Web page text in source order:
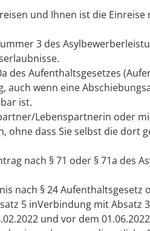
und Ihnen ist die
3 des
des Aufenthaltsgesetzes
auch wenn eine
ist.
Lebenspartnerin oder
ohne dass Sie selbst die dort
nach § 71 oder § 71a des
nach § 24 Aufenthaltsgesetz
5 inVerbindung mit Absatz
und vor dem